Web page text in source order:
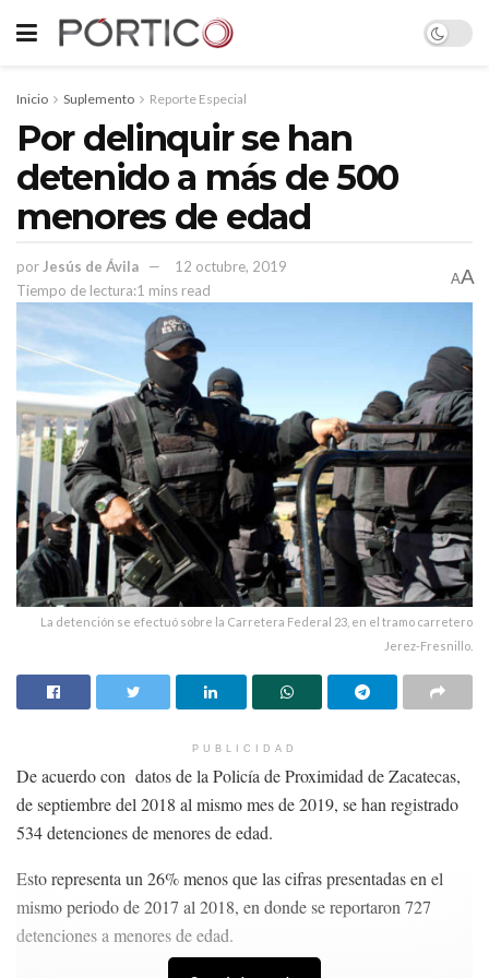
Inicio Suplemento Reporte Especial
Por delinquir se han
detenido a más de 500
menores de edad
por Jesús de Ávila
12 octubre, 2019
Tiempo de lectura:1 mins read
AA
La detención se efectuó sobre la Carretera Federal 23, en el tramo carretero
Jerez-Fresnillo.
PUBLICIDAD
De acuerdo con datos de la Policía de Proximidad de Zacatecas,
de septiembre del 2018 al mismo mes de 2019, se han registrado
534 detenciones de menores de edad.
Esto representa un 26% menos que las cifras presentadas en el
mismo periodo de 2017 al 2018, en donde se reportaron 727
detenciones a menores de edad.